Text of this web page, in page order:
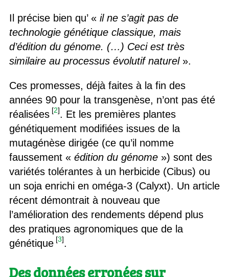
Il précise bien qu’ « il ne s’agit pas de
technologie génétique classique, mais
d’édition du génome. (…) Ceci est très
similaire au processus évolutif naturel».
Ces promesses, déjà faites à la fin des
années 90 pour la transgenèse, n’ont pas été
réalisées [2]. Et les premières plantes
génétiquement modifiées issues de la
mutagénèse dirigée (ce qu’il nomme
faussement « édition du génome») sont des
variétés tolérantes à un herbicide (Cibus) ou
un soja enrichi en oméga-3 (Calyxt). Un article
récent démontrait à nouveau que
l’amélioration des rendements dépend plus
des pratiques agronomiques que de la
génétique [3].
Des données erronées sur